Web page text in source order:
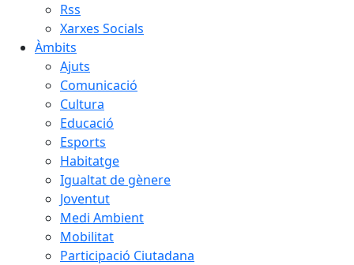
Rss
Xarxes Socials
Àmbits
Ajuts
Comunicació
Cultura
Educació
Esports
Habitatge
Igualtat de gènere
Joventut
Medi Ambient
Mobilitat
Participació Ciutadana